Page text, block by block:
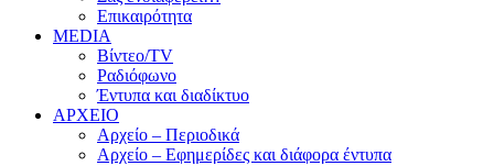
Επικαιρότητα
MEDIA
Βίντεο/TV
Ραδιόφωνο
Έντυπα και διαδίκτυο
ΑΡΧΕΙΟ
Αρχείο – Περιοδικά
Αρχείο – Εφημερίδες και διάφορα έντυπα